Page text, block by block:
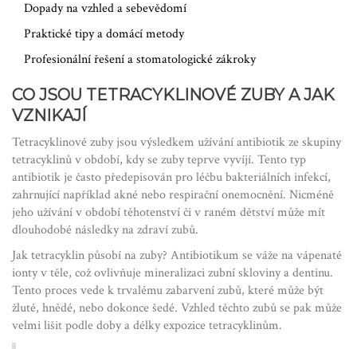
Dopady na vzhled a sebevědomí
Praktické tipy a domácí metody
Profesionální řešení a stomatologické zákroky
CO JSOU TETRACYKLINOVÉ ZUBY A JAK
VZNIKAJÍ
Tetracyklinové zuby jsou výsledkem užívání antibiotik ze skupiny
tetracyklinů v období, kdy se zuby teprve vyvíjí. Tento typ
antibiotik je často předepisován pro léčbu bakteriálních infekcí,
zahrnující například akné nebo respirační onemocnění. Nicméně
jeho užívání v období těhotenství či v raném dětství může mít
dlouhodobé následky na zdraví zubů.
Jak tetracyklin působí na zuby? Antibiotikum se váže na vápenaté
ionty v těle, což ovlivňuje mineralizaci zubní skloviny a dentinu.
Tento proces vede k trvalému zabarvení zubů, které může být
žluté, hnědé, nebo dokonce šedé. Vzhled těchto zubů se pak může
velmi lišit podle doby a délky expozice tetracyklinům.